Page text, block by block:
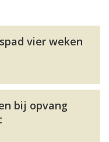
vier weken
bij opvang